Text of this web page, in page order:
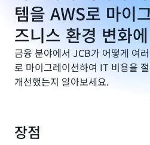
템을 AWS로 마이
즈니스 환경 변화
금융 분야에서 JCB가 어떻게 여
로 마이그레이션하여 IT 비용을
개선했는지 알아보세요.
장점